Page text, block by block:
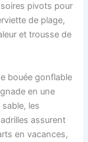
pivots pour
de plage,
et trousse de
bouée gonflable
en une
les
assurent
en vacances,